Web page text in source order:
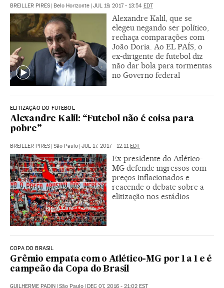
BREILLER PIRES | Belo Horizonte | JUL 19, 2017 - 13:54 EDT
Alexandre Kalil, que se
elegeu negando ser político,
rechaça comparações com
João Doria. Ao EL PAÍS, o
ex-dirigente de futebol diz
não dar bola para tormentas
no Governo federal
ELITIZAÇÃO DO FUTEBOL
Alexandre Kalil: “Futebol não é coisa para
pobre”
BREILLER PIRES | São Paulo | JUL 17, 2017 - 12:11EDT
Ex-presidente do Atlético-
MG defende ingressos com
preços inflacionados e
reacende o debate sobre a
elitização nos estádios
COPA DO BRASIL
Grêmio empata com o Atlético-MG por 1 a 1 e é
campeão da Copa do Brasil
GUILHERME PADIN | São Paulo | DEC 07, 2016 - 21:02 EST